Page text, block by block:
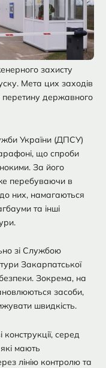
захисту
Мета цих заходів
державного
України (ДПСУ)
що спроби
За його
перебуваючи в
них, намагаються
та інші
зі Службою
Закарпатської
Зокрема, на
засоби,
швидкість.
серед
мають
лінію контролю та